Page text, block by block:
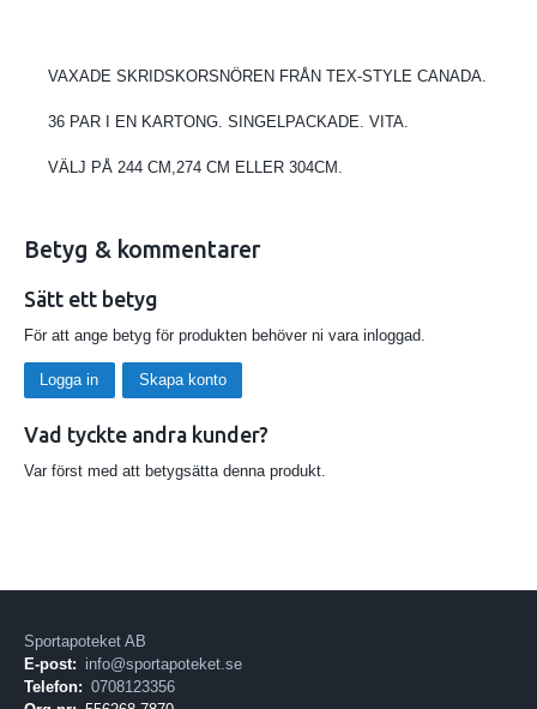
VAXADE SKRIDSKORSNÖREN FRÅN TEX-STYLE CANADA.
36 PAR I EN KARTONG. SINGELPACKADE. VITA.
VÄLJ PÅ 244 CM,274 CM ELLER 304CM.
Betyg & kommentarer
Sätt ett betyg
För att ange betyg för produkten behöver ni vara inloggad.
Logga in Skapa konto
Vad tyckte andra kunder?
Var först med att betygsätta denna produkt.
Sportapoteket AB
E-post: info@sportapoteket.se
Telefon: 0708123356